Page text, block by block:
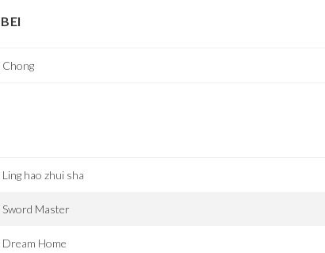
Chong
Ling hao zhui sha
Sword Master
Dream Home